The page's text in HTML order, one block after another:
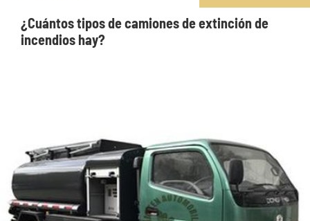
¿Cuántos tipos de camiones de extinción de
incendios hay?